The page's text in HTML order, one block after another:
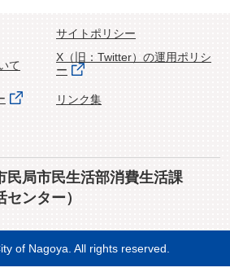
サイトポリシー
て
X（旧：Twitter）の運用ポリシ
ー
リンク集
民局市民生活部消費生活課
センター）
of Nagoya. All rights reserved.